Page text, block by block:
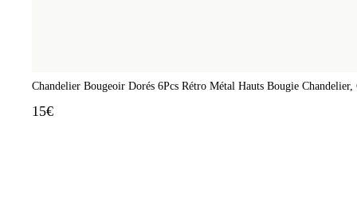
Chandelier Bougeoir Dorés 6Pcs Rétro Métal Hauts Bougie
15€